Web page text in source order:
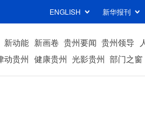
ENGLISH 新华报刊
新动能 新画卷 贵州要闻 贵州领导
动贵州 健康贵州 光影贵州 部门之窗